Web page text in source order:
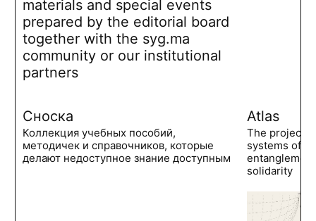
materials and special events
prepared by the editorial board
together with the syg.ma
community or our institutional
partners
Сноска
Коллекция учебных пособий,
методичек и справочников, которые
делают недоступное знание доступным
Atlas
The project
systems of
solidarity